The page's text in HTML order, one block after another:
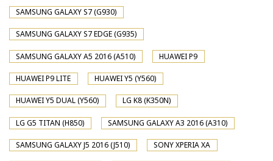
SAMSUNG GALAXY S7 (G930)
SAMSUNG GALAXY S7 EDGE (G935)
SAMSUNG GALAXY A5 2016 (A510) HUAWEI P9
HUAWEI P9 LITE HUAWEI Y5 (Y560)
HUAWEI Y5 DUAL (Y560) LG K8 (K350N)
LG G5 TITAN (H850) SAMSUNG GALAXY A3 2016 (A310)
SAMSUNG GALAXY J5 2016 (J510) SONY XPERIA XA